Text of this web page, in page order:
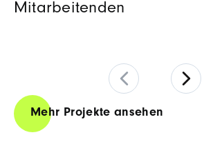
Mitarbeitenden
Mehr Projekte ansehen